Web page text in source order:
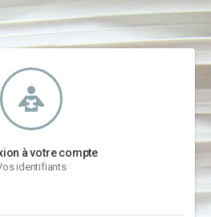
à votre compte
identifiants